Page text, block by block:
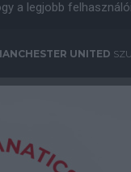
a legjobb
UNITED